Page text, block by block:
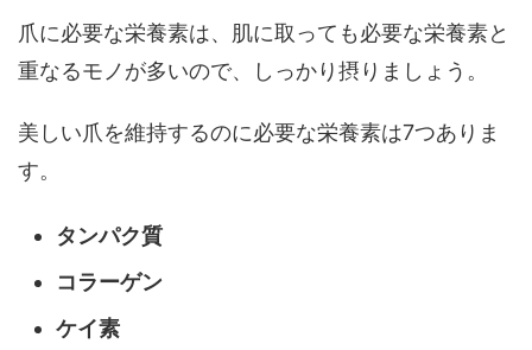
爪に必要な栄養素は、肌に取っても必要な栄養素と
重なるモノが多いので、しっかり摂りましょう。
美しい爪を維持するのに必要な栄養素は7つありま
す。
タンパク質
コラーゲン
ケイ素